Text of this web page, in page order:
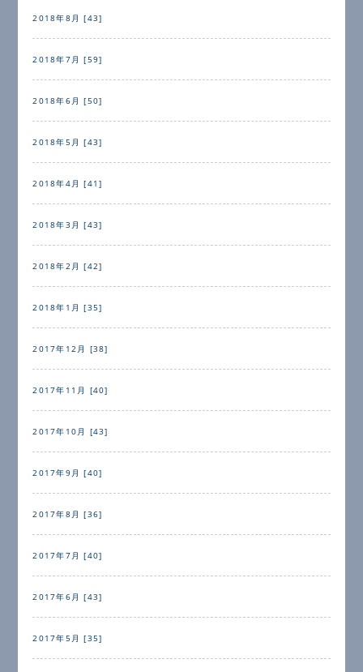
2018年8月 [43]
2018年7月 [59]
2018年6月 [50]
2018年5月 [43]
2018年4月 [41]
2018年3月 [43]
2018年2月 [42]
2018年1月 [35]
2017年12月 [38]
2017年11月 [40]
2017年10月 [43]
2017年9月 [40]
2017年8月 [36]
2017年7月 [40]
2017年6月 [43]
2017年5月 [35]